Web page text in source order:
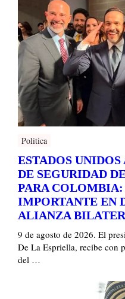
Politica
ESTADOS
DE SEGURIDAD
PARA
IMPORTANTE EN
ALIANZA
9 de agosto de 2026. El
De La Espriella, recibe con
del …